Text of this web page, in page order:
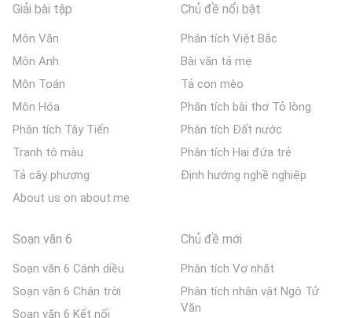
Giải bài tập
Môn Văn
Môn Anh
Môn Toán
Môn Hóa
Phân tích Tây Tiến
Tranh tô màu
Tả cây phượng
About us on about.me
Chủ đề nổi bật
Phân tích Việt Bắc
Bài văn tả mẹ
Tả con mèo
Phân tích bài thơ Tỏ lòng
Phân tích Đất nước
Phân tích Hai đứa trẻ
Định hướng nghề nghiệp
Soạn văn 6
Soạn văn 6 Cánh diều
Soạn văn 6 Chân trời
Soạn văn 6 Kết nối
Chủ đề mới
Phân tích Vợ nhặt
Phân tích nhân vật Ngô Tử
Văn